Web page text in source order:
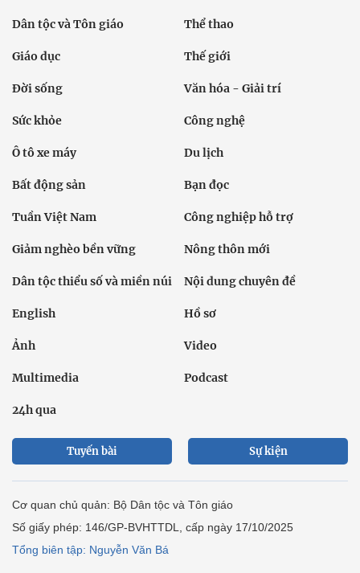
Dân tộc và Tôn giáo Thể thao
Giáo dục Thế giới
Đời sống Văn hóa - Giải trí
Sức khỏe Công nghệ
Ô tô xe máy Du lịch
Bất động sản Bạn đọc
Tuần Việt Nam Công nghiệp hỗ trợ
Giảm nghèo bền vững Nông thôn mới
Dân tộc thiểu số và miền núi Nội dung chuyên đề
English Hồ sơ
Ảnh Video
Multimedia Podcast
24h qua
Tuyến bài Sự kiện
Cơ quan chủ quản: Bộ Dân tộc và Tôn giáo
Số giấy phép: 146/GP-BVHTTDL, cấp ngày 17/10/2025
Tổng biên tập: Nguyễn Văn Bá